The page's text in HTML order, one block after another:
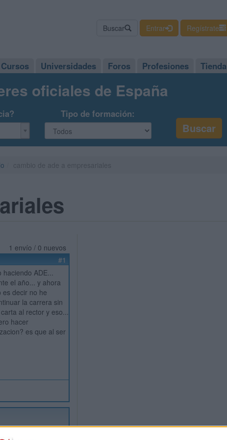
Buscar Entrar Regístrate
Cursos Universidades Foros Profesiones Tienda
oficiales de España
Tipo de formación:
1 envío / 0 nuevos
#1
ADE...
el año... y ahora
decir no he
la carrera sin
al rector y eso...
hacer
es que al ser